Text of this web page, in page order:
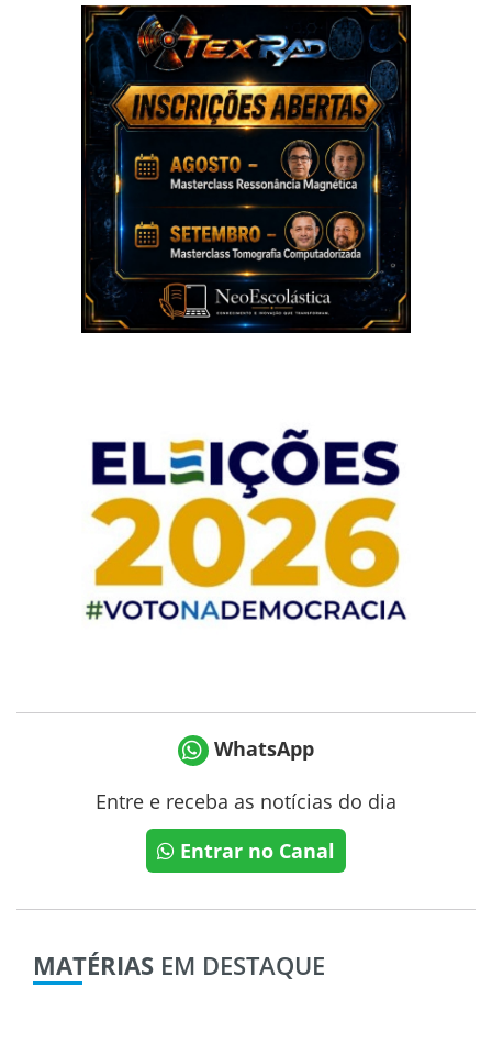
WhatsApp
Entre e receba as notícias do dia
Entrar no Canal
MATÉRIAS EM DESTAQUE